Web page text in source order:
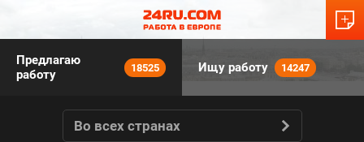
Предлагаю
работу
18525 Ищу работу 14247
Во всех странах